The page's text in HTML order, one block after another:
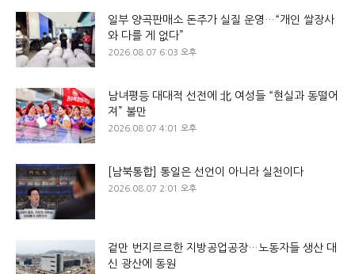
일부 양곡판매소 돈주가 실질 운영…“개인 쌀장사
와 다를 게 없다”
2026.08.07 6:03 오후
남녀평등 대대적 선전에 北 여성들 “현실과 동떨어
져” 불만
2026.08.07 4:01 오후
[남북통합] 통일은 선언이 아니라 실천이다
2026.08.07 2:01 오후
겉만 번지르르한 지방공업공장…노동자들 생산 대
신 광산에 동원